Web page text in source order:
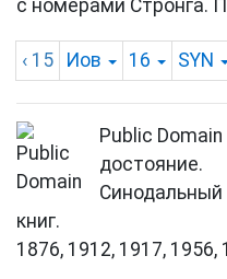
с номерами Стронга.
‹ 15 Иов 16 SYN
Public
достояние.
Синодальный
книг.
1876, 1912, 1917, 1956,